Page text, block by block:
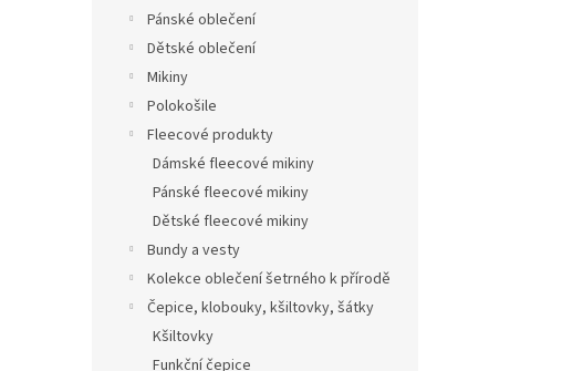
Pánské oblečení
Dětské oblečení
Mikiny
Polokošile
Fleecové produkty
Dámské fleecové mikiny
Pánské fleecové mikiny
Dětské fleecové mikiny
Bundy a vesty
Kolekce oblečení šetrného k přírodě
Čepice, klobouky, kšiltovky, šátky
Kšiltovky
Funkční čepice